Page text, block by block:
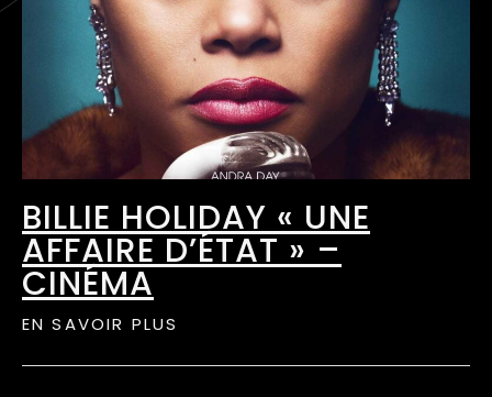
BILLIE HOLIDAY « UNE
AFFAIRE D’ÉTAT » –
CINÉMA
EN SAVOIR PLUS